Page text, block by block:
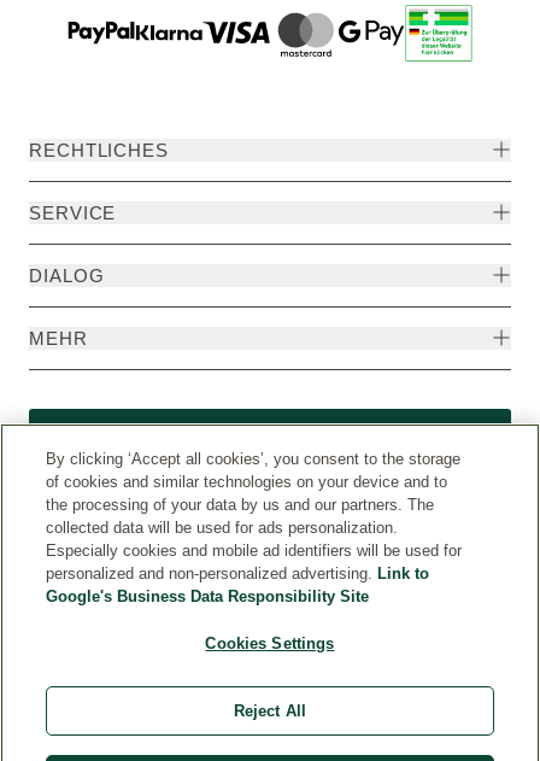
RECHTLICHES
SERVICE
DIALOG
MEHR
Weleda International
By clicking ‘Accept all cookies’, you consent to the storage
of cookies and similar technologies on your device and to
the processing of your data by us and our partners. The
collected data will be used for ads personalization.
Especially cookies and mobile ad identifiers will be used for
personalized and non-personalized advertising. Link to
Google's Business Data Responsibility Site
Cookies Settings
Reject All